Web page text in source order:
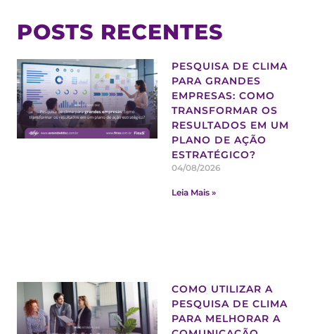
POSTS RECENTES
PESQUISA DE CLIMA
PARA GRANDES
EMPRESAS: COMO
TRANSFORMAR OS
RESULTADOS EM UM
PLANO DE AÇÃO
ESTRATÉGICO?
04/08/2026
Leia Mais »
COMO UTILIZAR A
PESQUISA DE CLIMA
PARA MELHORAR A